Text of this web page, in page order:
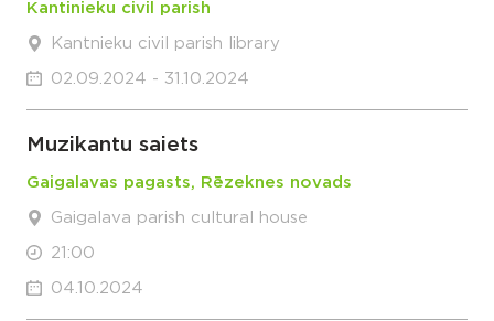
Kantinieku civil parish
Kantnieku civil parish library
02.09.2024 - 31.10.2024
Muzikantu saiets
Gaigalavas pagasts, Rēzeknes novads
Gaigalava parish cultural house
21:00
04.10.2024